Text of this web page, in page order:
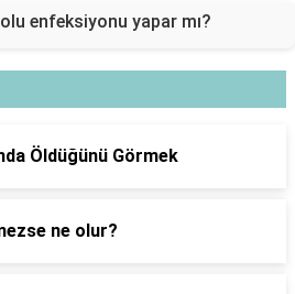
enfeksiyonu yapar mı?
Öldüğünü Görmek
ne olur?